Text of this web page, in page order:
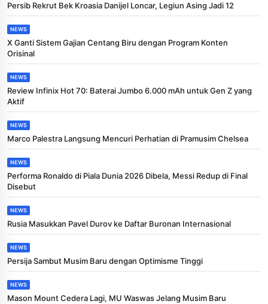
Persib Rekrut Bek Kroasia Danijel Loncar, Legiun Asing Jadi 12
NEWS
X Ganti Sistem Gajian Centang Biru dengan Program Konten
Orisinal
NEWS
Review Infinix Hot 70: Baterai Jumbo 6.000 mAh untuk Gen Z yang
Aktif
NEWS
Marco Palestra Langsung Mencuri Perhatian di Pramusim Chelsea
NEWS
Performa Ronaldo di Piala Dunia 2026 Dibela, Messi Redup di Final
Disebut
NEWS
Rusia Masukkan Pavel Durov ke Daftar Buronan Internasional
NEWS
Persija Sambut Musim Baru dengan Optimisme Tinggi
NEWS
Mason Mount Cedera Lagi, MU Waswas Jelang Musim Baru